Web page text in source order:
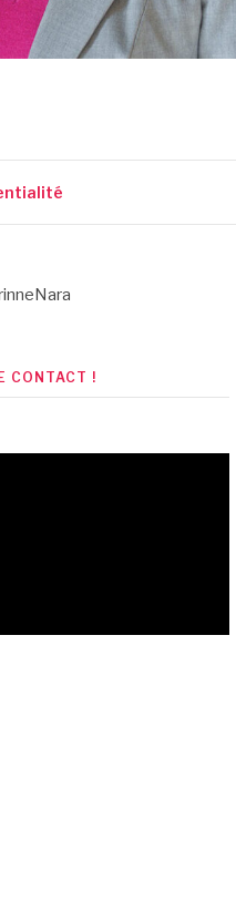
CONTACT !